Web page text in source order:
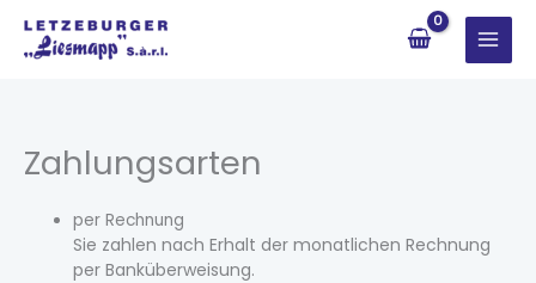
Inhalt
springen
Zahlungsarten
per Rechnung
Sie zahlen nach Erhalt der monatlichen Rechnung
per Banküberweisung.